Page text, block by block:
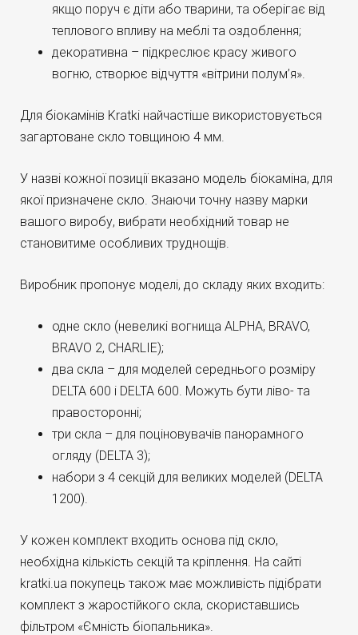
якщо поруч є діти або тварини, та оберігає від
теплового впливу на меблі та оздоблення;
декоративна – підкреслює красу живого
вогню, створює відчуття «вітрини полум’я».
Для біокамінів Kratki найчастіше використовується
загартоване скло товщиною 4 мм.
У назві кожної позиції вказано модель біокаміна, для
якої призначене скло. Знаючи точну назву марки
вашого виробу, вибрати необхідний товар не
становитиме особливих труднощів.
Виробник пропонує моделі, до складу яких входить:
одне скло (невеликі вогнища ALPHA, BRAVO,
BRAVO 2, CHARLIE);
два скла – для моделей середнього розміру
DELTA 600 і DELTA 600. Можуть бути ліво- та
правосторонні;
три скла – для поціновувачів панорамного
огляду (DELTA 3);
набори з 4 секцій для великих моделей (DELTA
1200).
У кожен комплект входить основа під скло,
необхідна кількість секцій та кріплення. На сайті
kratki.ua покупець також має можливість підібрати
комплект з жаростійкого скла, скориставшись
фільтром «Ємність біопальника».